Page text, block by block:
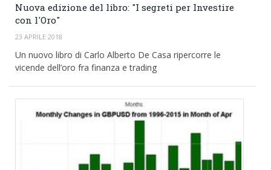
Nuova edizione del libro: "I segreti per Investire
con l'Oro"
23 APRILE 2018
Un nuovo libro di Carlo Alberto De Casa ripercorre le
vicende dell’oro fra finanza e trading